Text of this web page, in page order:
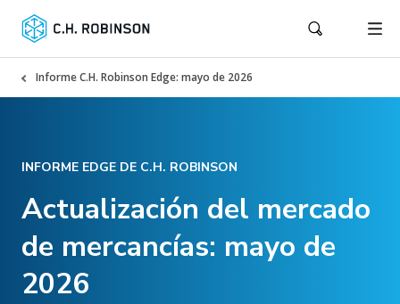
Informe C.H. Robinson Edge: mayo de 2026
INFORME EDGE DE C.H. ROBINSON
Actualización del mercado
de mercancías: mayo de
2026